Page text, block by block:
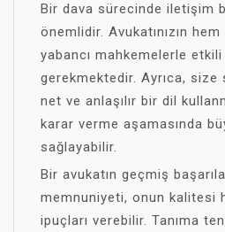
Bir dava sürecinde iletişim
önemlidir. Avukatınızın
yabancı mahkemelerle
gerekmektedir. Ayrıca, size
net ve anlaşılır bir dil
karar verme aşamasında
sağlayabilir.
Bir avukatın geçmiş
memnuniyeti, onun kalitesi
ipuçları verebilir. Tanıma